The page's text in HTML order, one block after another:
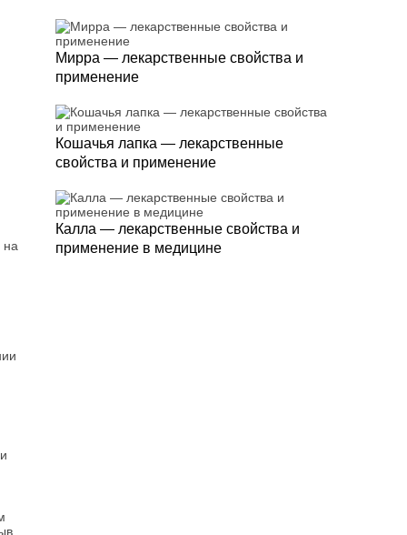
на
Мирра — лекарственные свойства и
применение
Кошачья лапка — лекарственные
свойства и применение
Калла — лекарственные свойства и
применение в медицине